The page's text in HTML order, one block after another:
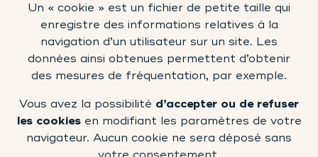
Un « cookie » est un fichier de petite taille qui
enregistre des informations relatives à la
navigation d’un utilisateur sur un site. Les
données ainsi obtenues permettent d’obtenir
des mesures de fréquentation, par exemple.
Vous avez la possibilité d’accepter ou de refuser
les cookiesen modifiant les paramètres de votre
navigateur. Aucun cookie ne sera déposé sans